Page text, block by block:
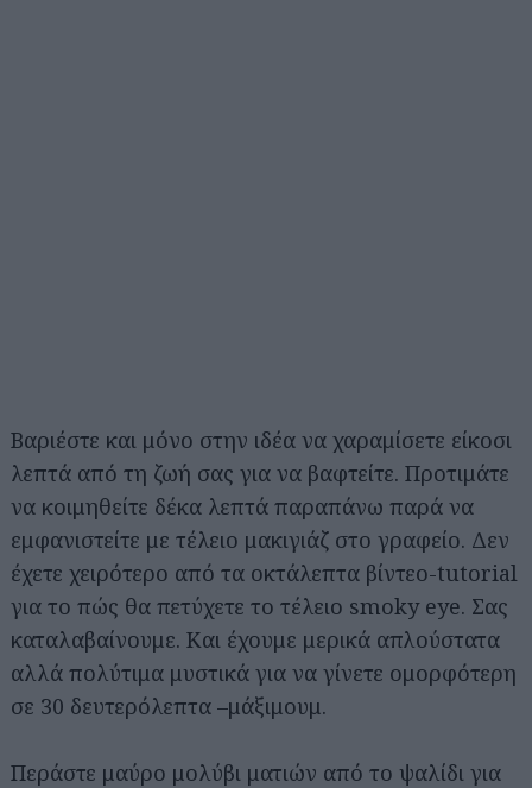
Βαριέστε και μόνο στην ιδέα να χαραμίσετε είκοσι
λεπτά από τη ζωή σας για να βαφτείτε. Προτιμάτε
να κοιμηθείτε δέκα λεπτά παραπάνω παρά να
εμφανιστείτε με τέλειο μακιγιάζ στο γραφείο. Δεν
έχετε χειρότερο από τα οκτάλεπτα βίντεο-tutorial
για το πώς θα πετύχετε το τέλειο smoky eye. Σας
καταλαβαίνουμε. Και έχουμε μερικά απλούστατα
αλλά πολύτιμα μυστικά για να γίνετε ομορφότερη
σε 30 δευτερόλεπτα –μάξιμουμ.
Περάστε μαύρο μολύβι ματιών από το ψαλίδι για